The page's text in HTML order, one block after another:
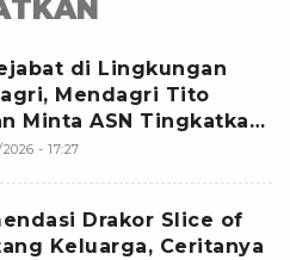
di Lingkungan
Mendagri Tito
Minta ASN Tingkatkan
- 17:27
Drakor Slice of
Keluarga, Ceritanya